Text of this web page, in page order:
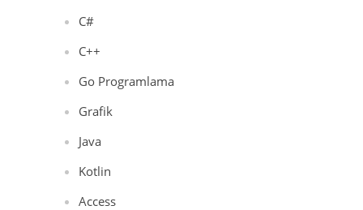
C#
C++
Go Programlama
Grafik
Java
Kotlin
Access